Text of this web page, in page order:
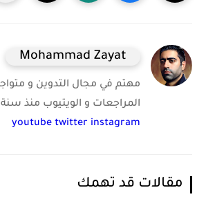
Mohammad Zayat
مهتم في مجال التدوين و
المراجعات و الويتيوب منذ سنة 2015
youtube twitter instagram
مقالات قد تهمك